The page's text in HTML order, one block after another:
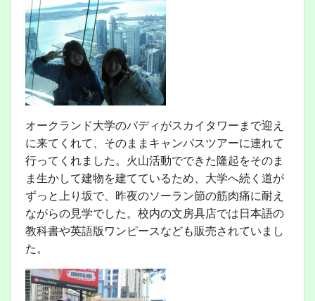
オークランド大学のバディがスカイタワーまで迎え
に来てくれて、そのままキャンパスツアーに連れて
行ってくれました。火山活動でできた隆起をそのま
ま生かして建物を建てているため、大学へ続く道が
ずっと上り坂で、昨夜のソーラン節の筋肉痛に耐え
ながらの見学でした。校内の文房具店では日本語の
教科書や英語版ワンピースなども販売されていまし
た。